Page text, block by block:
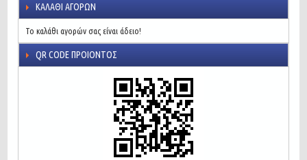
ΚΑΛΆΘΙ ΑΓΟΡΏΝ
Το καλάθι αγορών σας είναι άδειο!
QR CODE ΠΡΟΙΌΝΤΟΣ